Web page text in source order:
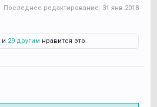
Последнее редактирование: 31 янв 2018
и 29 другим нравится это.